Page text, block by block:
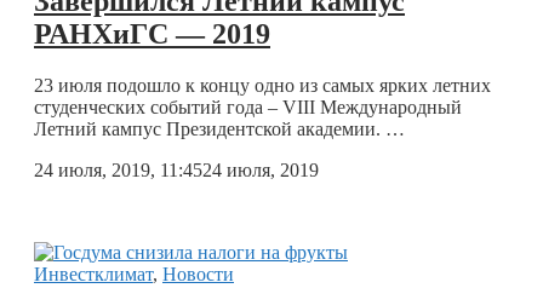
РАНХиГС — 2019
23 июля подошло к концу одно из самых ярких летних
студенческих событий года – VIII Международный
Летний кампус Президентской академии. …
24 июля, 2019, 11:4524 июля, 2019
Инвестклимат, Новости